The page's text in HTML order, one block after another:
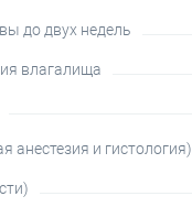
до двух недель
влагалища
анестезия и гистология)